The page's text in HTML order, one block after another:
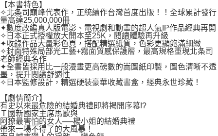
【本書特色】
✧北条司巔峰代表作，正統續作台灣首度出版！！全球累計發行
量高達25,000,000冊
✦數度改編真人版電影、電視劇和動畫的超人氣IP作品經典再開
✧日本正式授權放大開本至25K，閱讀體驗再升級
✦收錄作品大量彩色頁，搭配精選紙質，色彩更顯飽滿細緻
✧封面特殊局部光工藝+霧面質感保護層，最高規格重現北条司
老師經典名作
✦全書皆採用比一般漫畫更高磅數的嵩圖紙印製，圖色清晰不透
墨，提升閱讀舒適性
✧日本監修設計，精選硬裝豪華收藏書盒，經典永世珍藏！
【劇情簡介】
有史以來最危險的結婚典禮即將揭開序幕!?
Ｔ國新國家主席馬歐與
阿獠最害怕的女人──楊小姐的結婚典禮
帶來一場不得了的大風暴！